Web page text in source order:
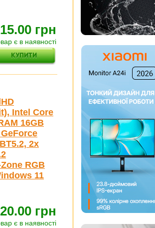
грн
є в наявності
Intel Core
16GB
2x
RGB
11
грн
є в наявності